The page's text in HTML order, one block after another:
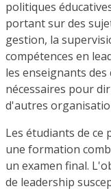
politiques
portant sur des
gestion, la
compétences en
les enseignants des
nécessaires pour
d'autres
Les étudiants de
une formation
un examen final.
de leadership